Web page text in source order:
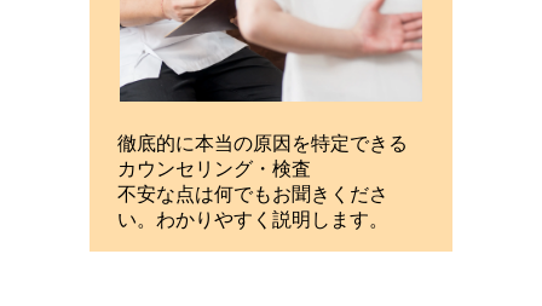
徹底的に本当の原因を特定できる
カウンセリング・検査
不安な点は何でもお聞きくださ
い。わかりやすく説明します。